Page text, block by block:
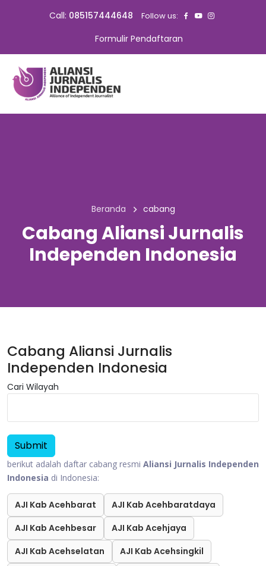
Call: 085157444648 Follow us:
Formulir Pendaftaran
Beranda cabang
Cabang Aliansi Jurnalis
Independen Indonesia
Cabang Aliansi Jurnalis
Independen Indonesia
Cari Wilayah
berikut adalah daftar cabang resmi Aliansi Jurnalis Independen
Indonesia di Indonesia:
AJI Kab Acehbarat
AJI Kab Acehbaratdaya
AJI Kab Acehbesar
AJI Kab Acehjaya
AJI Kab Acehselatan
AJI Kab Acehsingkil